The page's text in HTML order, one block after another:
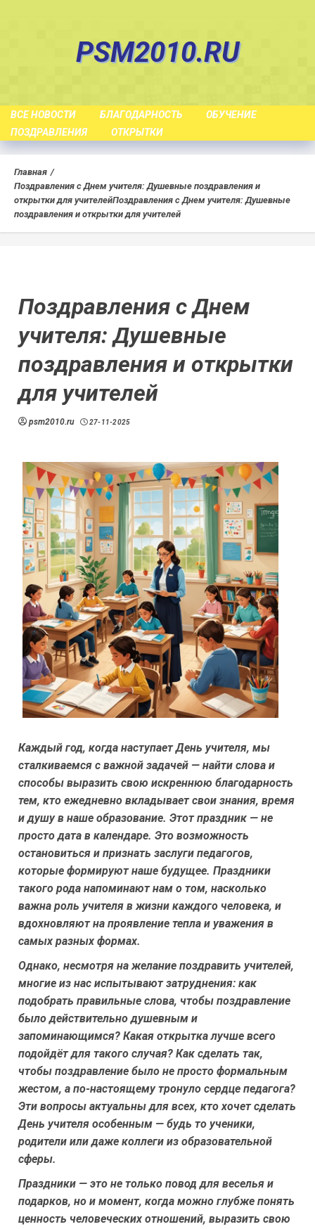
PSM2010.RU
ВСЕ НОВОСТИ БЛАГОДАРНОСТЬ
ОБУЧЕНИЕ
ПОЗДРАВЛЕНИЯ
ОТКРЫТКИ
Главная
Поздравления с Днем учителя: Душевные поздравления и
открытки для учителейПоздравления с Днем учителя: Душевные
поздравления и открытки для учителей
Поздравления с Днем
учителя: Душевные
поздравления и открытки
для учителей
psm2010.ru 27-11-2025
Каждый год, когда наступает День учителя, мы
сталкиваемся с важной задачей — найти слова и
способы выразить свою искреннюю благодарность
тем, кто ежедневно вкладывает свои знания, время
и душу в наше образование. Этот праздник — не
просто дата в календаре. Это возможность
остановиться и признать заслуги педагогов,
которые формируют наше будущее. Праздники
такого рода напоминают нам о том, насколько
важна роль учителя в жизни каждого человека, и
вдохновляют на проявление тепла и уважения в
самых разных формах.
Однако, несмотря на желание поздравить учителей,
многие из нас испытывают затруднения: как
подобрать правильные слова, чтобы поздравление
было действительно душевным и
запоминающимся? Какая открытка лучше всего
подойдёт для такого случая? Как сделать так,
чтобы поздравление было не просто формальным
жестом, а по-настоящему тронуло сердце педагога?
Эти вопросы актуальны для всех, кто хочет сделать
День учителя особенным — будь то ученики,
родители или даже коллеги из образовательной
сферы.
Праздники — это не только повод для веселья и
подарков, но и момент, когда можно глубже понять
ценность человеческих отношений, выразить свою